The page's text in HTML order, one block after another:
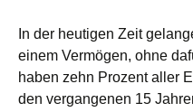
In der heutigen Zeit
einem Vermögen, ohne
haben zehn Prozent aller
den vergangenen 15